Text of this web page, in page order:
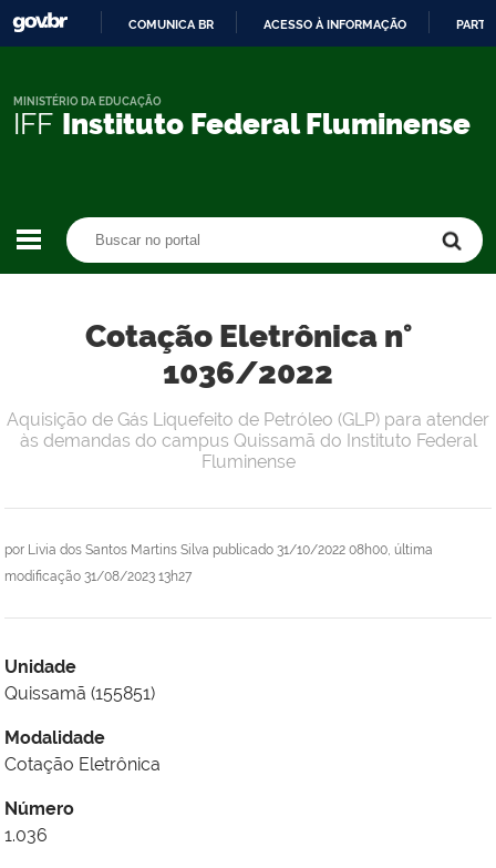
CONTEÚDO
COMUNICA BR ACESSO À INFORMAÇÃO
IFF Instituto Federal Fluminense
MINISTÉRIO DA EDUCAÇÃO
Cotação Eletrônica n°
1036/2022
por Livia dos Santos Martins Silva publicado 31/10/2022 08h00, última
modificação 31/08/2023 13h27
Aquisição de Gás Liquefeito de Petróleo (GLP) para atender
às demandas do campus Quissamã do Instituto Federal
Fluminense
Unidade
Quissamã (155851)
Modalidade
Cotação Eletrônica
Número
1.036